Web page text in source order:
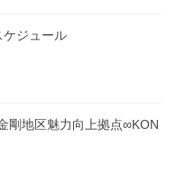
ケジュール
剛地区魅力向上拠点∞KON